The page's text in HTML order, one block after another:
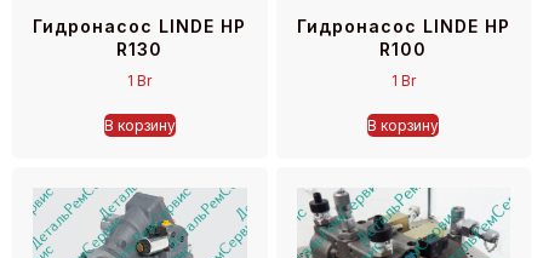
Гидронасос LINDE HP
R130
1Br
В корзину
Гидронасос LINDE HP
R100
1 Br
В корзину